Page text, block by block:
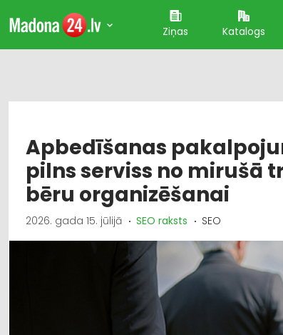
Ziņas Katalogs
Apbedīšanas
pilns serviss no mirušā
bēru organizēšanai
2026. gada 15. jūlijā SEO raksts SEO